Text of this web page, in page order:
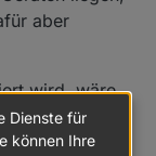
aber
wird, wäre
ein wichtiger
Dienste für
können Ihre